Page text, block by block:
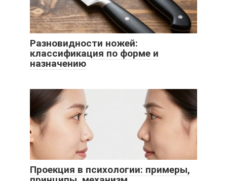
Разновидности ножей:
классификация по форме и
назначению
Проекция в психологии: примеры,